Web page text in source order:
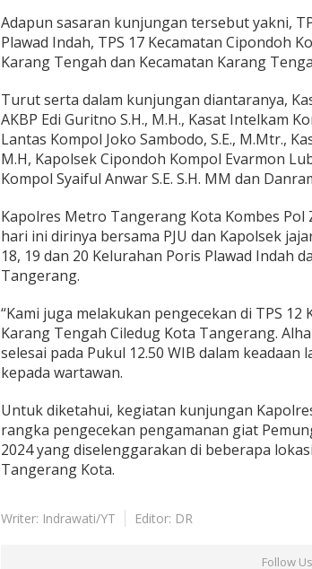
Adapun sasaran kunjungan tersebut yakni,
Plawad Indah, TPS 17 Kecamatan Cipondoh
Karang Tengah dan Kecamatan Karang
Turut serta dalam kunjungan diantaranya,
AKBP Edi Guritno S.H., M.H., Kasat Intelkam
Lantas Kompol Joko Sambodo, S.E., M.Mtr.,
M.H, Kapolsek Cipondoh Kompol Evarmon
Kompol Syaiful Anwar S.E. S.H. MM dan
Kapolres Metro Tangerang Kota Kombes
hari ini dirinya bersama PJU dan Kapolsek
18, 19 dan 20 Kelurahan Poris Plawad Indah
Tangerang.
“Kami juga melakukan pengecekan di TPS
Karang Tengah Ciledug Kota Tangerang.
selesai pada Pukul 12.50 WIB dalam keadaan
kepada wartawan.
Untuk diketahui, kegiatan kunjungan
rangka pengecekan pengamanan giat
2024 yang diselenggarakan di beberapa
Tangerang Kota.
Writer: Indrawati/YT Editor: DR
Follow Us